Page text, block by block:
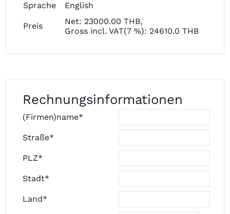
Sprache
English
Preis
Net: 23000.00 THB,
Gross incl. VAT(7 %): 24610.0 THB
Rechnungsinformationen
(Firmen)name*
Straße*
PLZ*
Stadt*
Land*